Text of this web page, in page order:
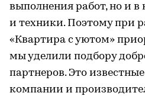
выполнения работ, но и в
и техники. Поэтому при
«Квартира с уютом»
мы уделили подбору
партнеров. Это
компании и